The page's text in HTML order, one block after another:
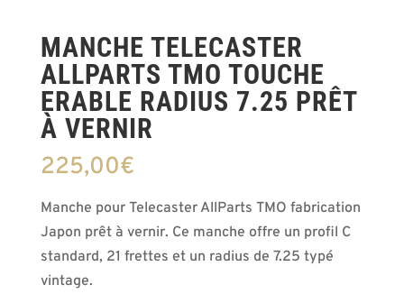
MANCHE TELECASTER
ALLPARTS TMO TOUCHE
ERABLE RADIUS 7.25 PRÊT
À VERNIR
225,00€
Manche pour Telecaster AllParts TMO fabrication
Japon prêt à vernir. Ce manche offre un profil C
standard, 21 frettes et un radius de 7.25 typé
vintage.